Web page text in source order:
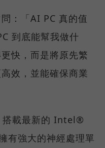
：「AI PC 真的值
到底能幫我做什
快，而是將原先繁
效，並能確保商業
載最新的 Intel®
有強大的神經處理單